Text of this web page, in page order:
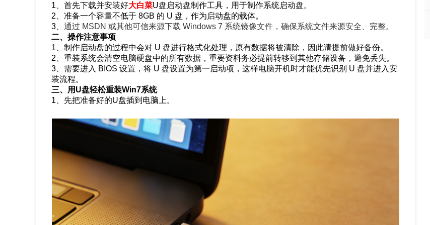
1、首先下载并安装好大白菜U盘启动盘制作工具，用于制作系统启动盘。
2、准备一个容量不低于 8GB 的 U 盘，作为启动盘的载体。
3、通过 MSDN 或其他可信来源下载 Windows 7 系统镜像文件，确保系统文件来源安全、完整。
二、操作注意事项
1 、制作启动盘的过程中会对 U 盘进行格式化处理，原有数据将被清除，因此请提前做好备份。
2、重装系统会清空电脑硬盘中的所有数据，重要资料务必提前转移到其他存储设备，避免丢失。
3、需要进入 BIOS 设置，将 U 盘设置为第一启动项，这样电脑开机时才能优先识别 U 盘并进入安
装流程。
三、用U盘轻松重装Win7系统
1、先把准备好的U盘插到电脑上。